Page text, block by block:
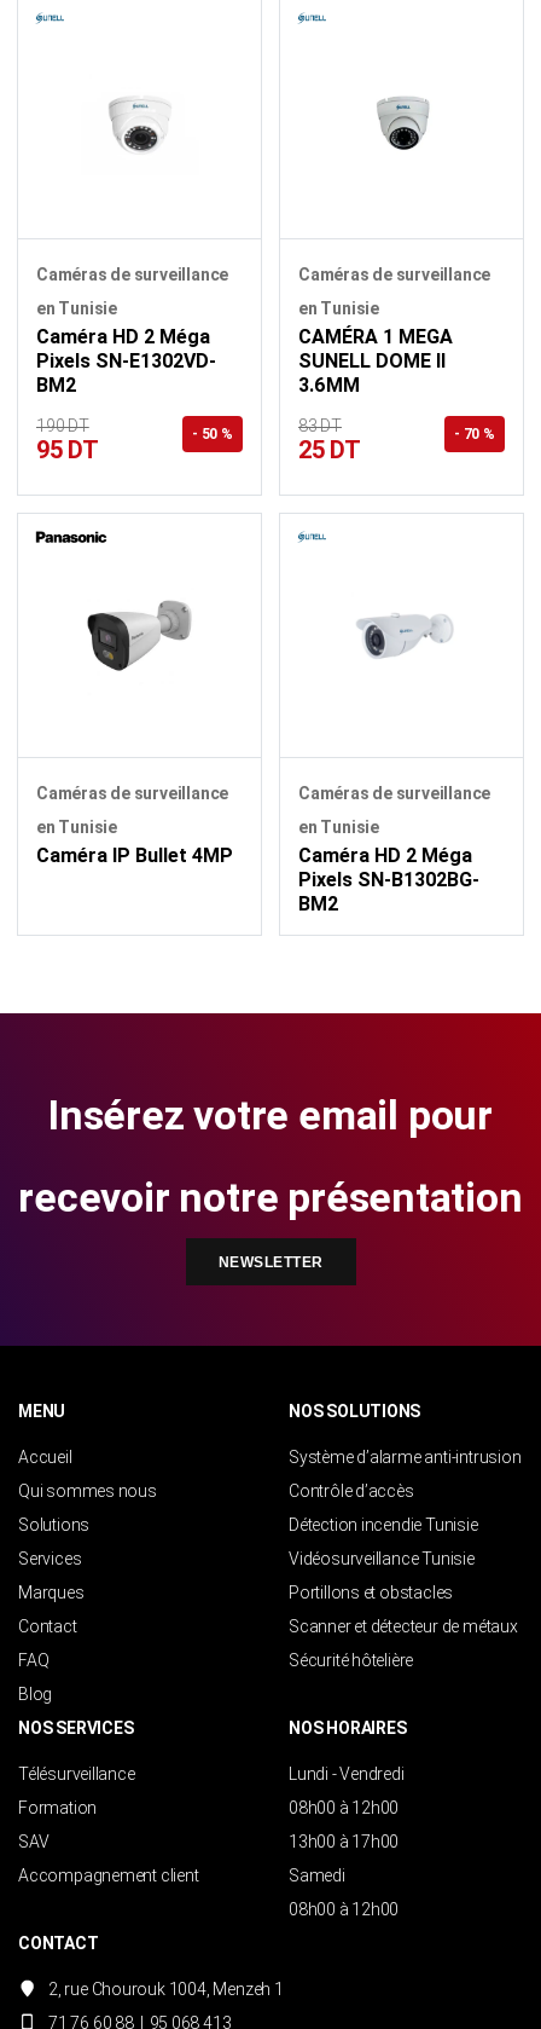
Caméras de surveillance
en Tunisie
Caméra HD 2 Méga
Pixels SN-E1302VD-
BM2
190 DT
95 DT
- 50 %
Caméras de surveillance
en Tunisie
CAMÉRA 1 MEGA
SUNELL DOME II
3.6MM
83 DT
25 DT
- 70 %
Caméras de surveillance
en Tunisie
Caméra IP Bullet 4MP
Caméras de surveillance
en Tunisie
Caméra HD 2 Méga
Pixels SN-B1302BG-
BM2
Insérez votre email pour
recevoir notre présentation
NEWSLETTER
MENU
Accueil
Qui sommes nous
Solutions
Services
Marques
Contact
FAQ
Blog
NOS SOLUTIONS
Système d’alarme anti-intrusion
Contrôle d’accès
Détection incendie Tunisie
Vidéosurveillance Tunisie
Portillons et obstacles
Scanner et détecteur de métaux
Sécurité hôtelière
NOS SERVICES
Télésurveillance
Formation
SAV
Accompagnement client
NOS HORAIRES
Lundi - Vendredi
08h00 à 12h00
13h00 à 17h00
Samedi
08h00 à 12h00
CONTACT
2, rue Chourouk 1004, Menzeh 1
71 76 60 88
95 068 413